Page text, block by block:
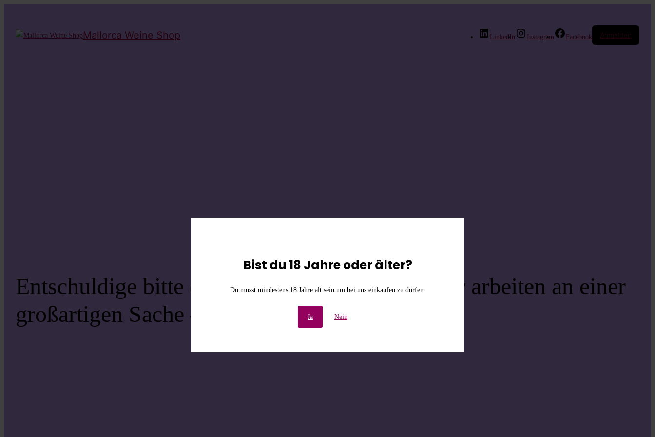
Bist du 18 Jahre oder älter?
Du musst mindestens 18 Jahre alt sein um bei uns einkaufen zu dürfen.
Ja Nein
Mallorca Weine Shop LinkedIn Instagram Facebook Anmelden
Entschuldige bitte die Unannehmlichkeiten! Wir arbeiten an einer
großartigen Sache – schau bald wieder vorbei!